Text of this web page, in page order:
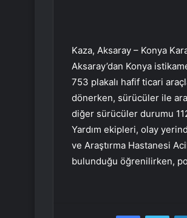
Kaza, Aksaray – Konya
Aksaray’dan Konya
753 plakalı hafif ticari
dönerken, sürücüler ile
diğer sürücüler durumu
Yardım ekipleri, olay
ve Araştırma Hastanesi
bulunduğu öğrenilirken,
Facebook